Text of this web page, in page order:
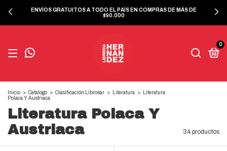
ENVÍOS GRATUITOS A TODO EL PAÍS EN COMPRAS DE MÁS DE
$90.000
0
Inicio > Catalogo > Clasificación Librosar > Literatura >
Literatura
Polaca Y Austriaca
Literatura Polaca Y
Austriaca
34 productos